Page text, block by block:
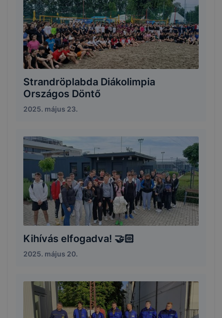
Strandröplabda Diákolimpia
Országos Döntő
2025. május 23.
Kihívás elfogadva! 🤝🏻
2025. május 20.